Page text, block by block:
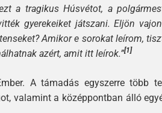
a tragikus Húsvétot, a
gyerekeiket játszani. Eljön
Amikor e sorokat leírom,
azért, amit itt leírok.”[1]
A támadás egyszerre több
valamint a középpontban álló